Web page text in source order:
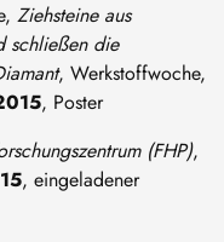
Ziehsteine aus
schließen die
, Werkstoffwoche,
, Poster
(FHP),
, eingeladener